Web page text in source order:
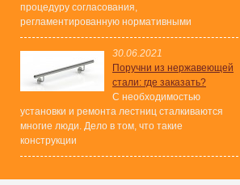
процедуру согласования,
регламентированную нормативными
30.06.2021
Поручни из нержавеющей
стали: где заказать?
С необходимостью
установки и ремонта лестниц сталкиваются
многие люди. Дело в том, что такие
конструкции